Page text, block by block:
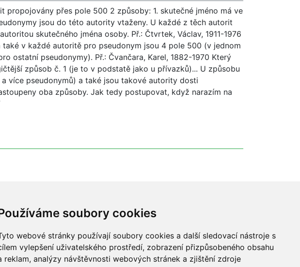
soubory cookies
webové stránky používají soubory cookies a další sledovací nástroje s
vylepšení uživatelského prostředí, zobrazení přizpůsobeného obsahu
reklam, analýzy návštěvnosti webových stránek a zjištění zdroje
přes pole 500 2 způsoby: 1. skutečné jméno má ve
jsou do této autority vtaženy. U každé z těch autorit
skutečného jména osoby. Př.: Čtvrtek, Václav, 1911-1976
v každé autoritě pro pseudonym jsou 4 pole 500 (v jednom
ostatní pseudonymy). Př.: Čvančara, Karel, 1882-1970 Který
způsob č. 1 (je to v podstatě jako u přívazků)... U způsobu
více pseudonymů) a také jsou takové autority dosti
oba způsoby. Jak tedy postupovat, když narazím na